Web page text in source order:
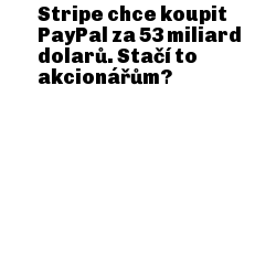
Stripe chce koupit
PayPal za 53 miliard
dolarů. Stačí to
akcionářům?